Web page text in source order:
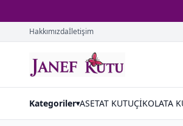
Hakkımızdaİletişim
Kategoriler▾ASETAT KUTUÇİKOLATA